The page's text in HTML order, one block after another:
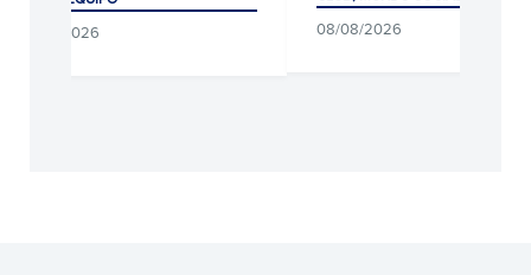
08/08/2026 08/08/2026